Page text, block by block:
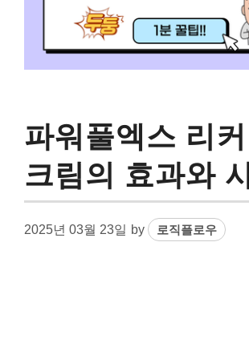
파워풀엑스 리
크림의 효과와
2025년 03월 23일 by 로직플로우